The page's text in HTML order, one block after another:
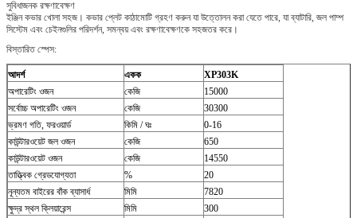
সুবিধাজনক রক্ষণাবেক্ষণ
ইঞ্জিন কভার খোলা সহজ। কভার প্লেট কাঠামোটি গ্রহণ করুন যা উত্তোলন করা যেতে পারে, যা ব্যাটারি, জল পাম্প
সিস্টেম এবং চেইনগুলির পরিদর্শন, সমন্বয় এবং রক্ষণাবেক্ষণকে সহজতর করে।
বিস্তারিত স্পেস:
আদর্শ একক
XP303K
অপারেটিং ওজন
কেজি
15000
সর্বোচ্চ অপারেটিং ওজন
কেজি
30300
ভ্রমণ গতি, ফরওয়ার্ড
কিমি / ঘঃ
0-16
কাউন্টারওয়েট জল ওজন
কেজি
650
কাউন্টারওয়েট ওজন
কেজি
14550
তাত্ত্বিক গ্রেডযোগ্যতা
%
20
নূন্যতম বাইরের বাঁক ব্যাসার্ধ
মিমি
7820
ক্ষুদ্র স্থল ক্লিয়ারেন্স
মিমি
300